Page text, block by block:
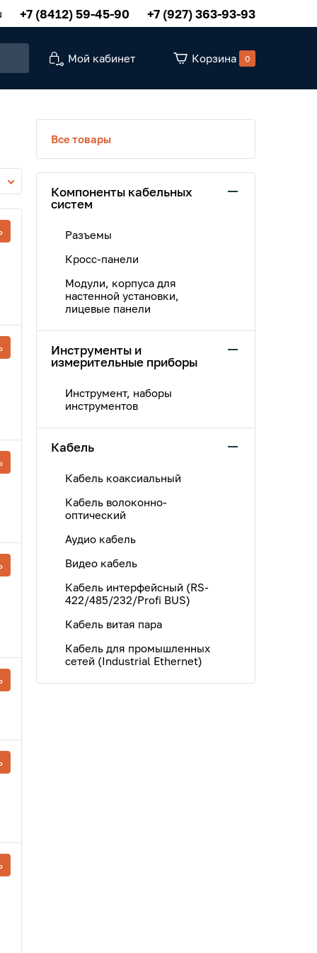
+7 (8412) 59-45-90 +7 (927) 363-93-93
Мой кабинет Корзина 0
Все товары
Компоненты кабельных
систем
Разъемы
Кросс-панели
Модули, корпуса для
настенной установки,
лицевые панели
Инструменты и
измерительные приборы
Инструмент, наборы
инструментов
Кабель
Кабель коаксиальный
Кабель волоконно-
оптический
Аудио кабель
Видео кабель
Кабель интерфейсный (RS-
422/485/232/Profi BUS)
Кабель витая пара
Кабель для промышленных
сетей (Industrial Ethernet)